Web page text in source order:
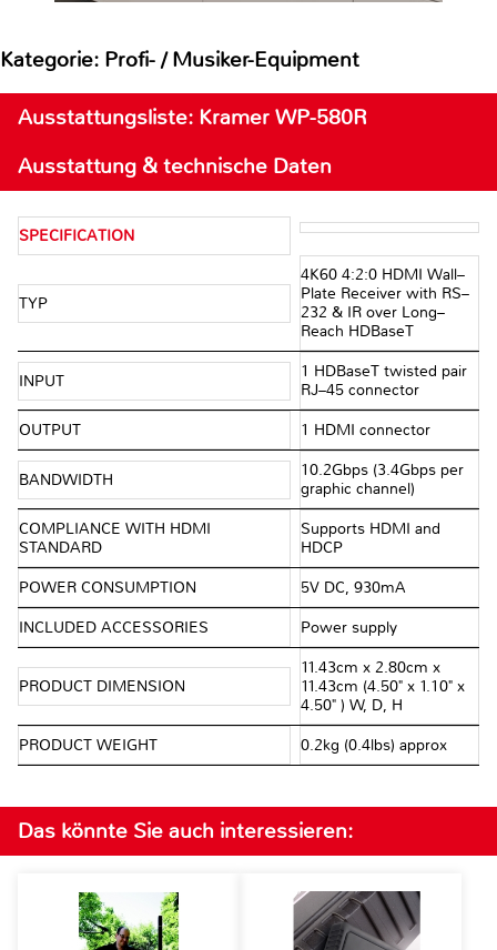
Kategorie: Profi- / Musiker-Equipment
Ausstattungsliste: Kramer WP-580R
Ausstattung & technische Daten
SPECIFICATION
TYP
4K60 4:2:0 HDMI Wall–
Plate Receiver with RS–
232 & IR over Long–
Reach HDBaseT
INPUT
1 HDBaseT twisted pair
RJ–45 connector
OUTPUT 1 HDMI connector
BANDWIDTH
10.2Gbps (3.4Gbps per
graphic channel)
COMPLIANCE WITH HDMI
STANDARD
Supports HDMI and
HDCP
POWER CONSUMPTION 5V DC, 930mA
INCLUDED ACCESSORIES Power supply
PRODUCT DIMENSION
11.43cm x 2.80cm x
11.43cm (4.50" x 1.10" x
4.50" ) W, D, H
PRODUCT WEIGHT 0.2kg (0.4lbs) approx
Das könnte Sie auch interessieren: